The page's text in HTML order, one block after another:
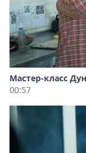
Мастер-класс
00:57